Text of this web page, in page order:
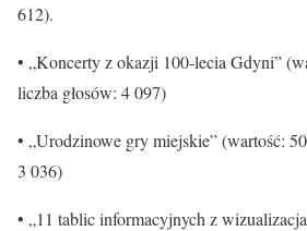
612).
• „Koncerty z okazji 100-lecia Gdyni”
liczba głosów: 4 097)
• „Urodzinowe gry miejskie” (wartość:
3 036)
• „11 tablic informacyjnych z